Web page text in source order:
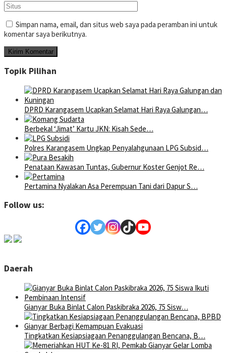
Simpan nama, email, dan situs web saya pada peramban ini untuk
komentar saya berikutnya.
Topik Pilihan
DPRD Karangasem Ucapkan Selamat Hari Raya Galungan…
Berbekal ‘Jimat’ Kartu JKN: Kisah Sede…
Polres Karangasem Ungkap Penyalahgunaan LPG Subsid…
Penataan Kawasan Tuntas, Gubernur Koster Genjot Re…
Pertamina Nyalakan Asa Perempuan Tani dari Dapur S…
Follow us:
Daerah
Gianyar Buka Binlat Calon Paskibraka 2026, 75 Sisw…
Tingkatkan Kesiapsiagaan Penanggulangan Bencana, B…